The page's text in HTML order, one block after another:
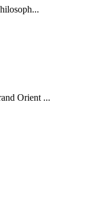
Orient ...